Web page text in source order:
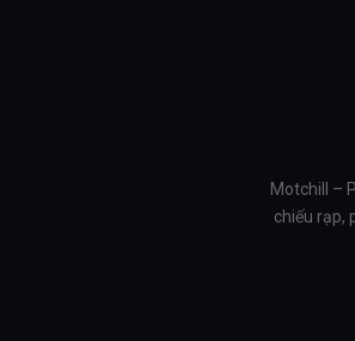
Motchill –
chiếu rạp,